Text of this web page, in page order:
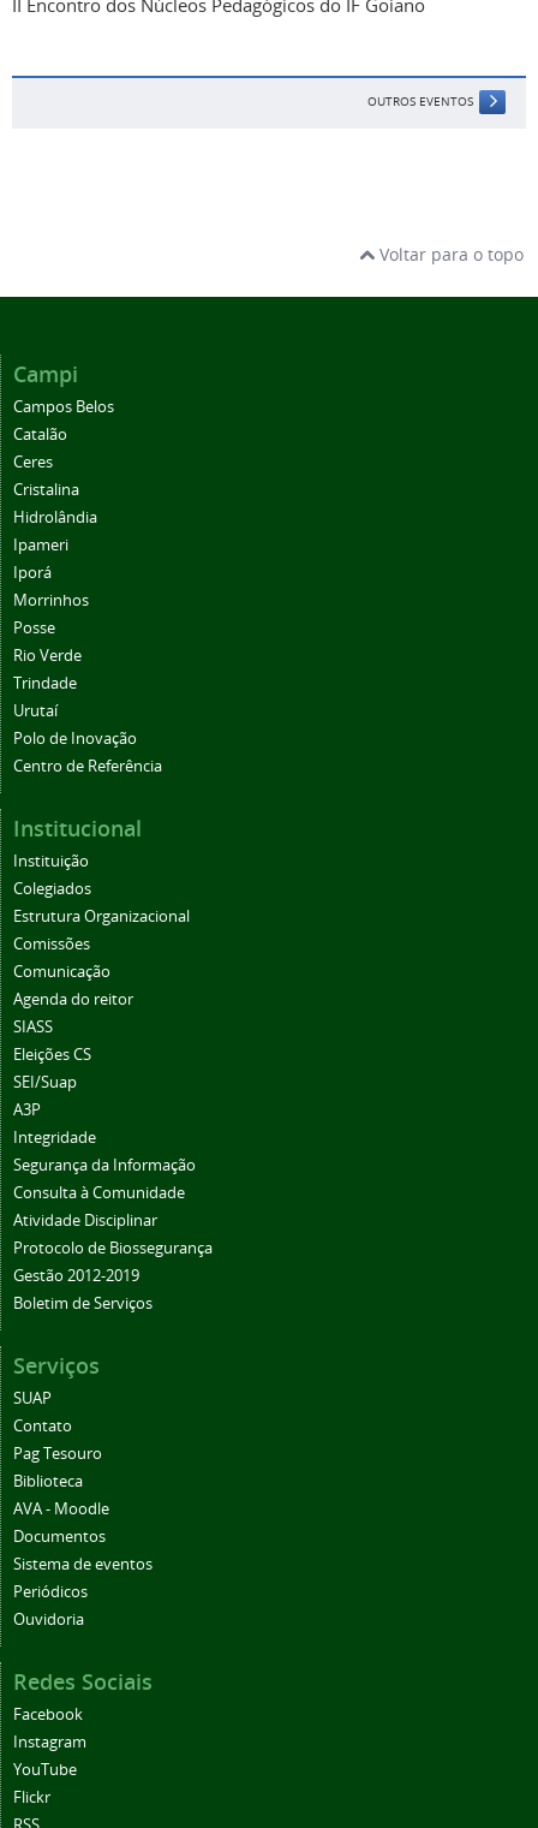
II Encontro dos Núcleos Pedagógicos do IF Goiano
OUTROS EVENTOS
Voltar para o topo
Campi
Campos Belos
Catalão
Ceres
Cristalina
Hidrolândia
Ipameri
Iporá
Morrinhos
Posse
Rio Verde
Trindade
Urutaí
Polo de Inovação
Centro de Referência
Institucional
Instituição
Colegiados
Estrutura Organizacional
Comissões
Comunicação
Agenda do reitor
SIASS
Eleições CS
SEI/Suap
A3P
Integridade
Segurança da Informação
Consulta à Comunidade
Atividade Disciplinar
Protocolo de Biossegurança
Gestão 2012-2019
Boletim de Serviços
Serviços
SUAP
Contato
Pag Tesouro
Biblioteca
AVA - Moodle
Documentos
Sistema de eventos
Periódicos
Ouvidoria
Redes Sociais
Facebook
Instagram
YouTube
Flickr